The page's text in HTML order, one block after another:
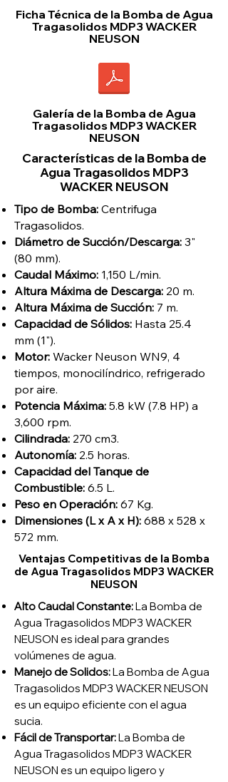
Ficha Técnica de la Bomba de Agua
Tragasolidos MDP3 WACKER
NEUSON
Galería de la Bomba de Agua
Tragasolidos MDP3 WACKER
NEUSON
Características de la Bomba de
Agua Tragasolidos MDP3
WACKER NEUSON
Tipo de Bomba: Centrifuga
Tragasolidos.
Diámetro de Succión/Descarga: 3"
(80 mm).
Caudal Máximo: 1,150 L/min.
Altura Máxima de Descarga: 20 m.
Altura Máxima de Succión: 7 m.
Capacidad de Sólidos: Hasta 25.4
mm (1").
Motor: Wacker Neuson WN9, 4
tiempos, monocilíndrico, refrigerado
por aire.
Potencia Máxima: 5.8 kW (7.8 HP) a
3,600 rpm.
Cilindrada: 270 cm3.
Autonomía: 2.5 horas.
Capacidad del Tanque de
Combustible: 6.5 L.
Peso en Operación: 67 Kg.
Dimensiones (L x A x H): 688 x 528 x
572 mm.
Ventajas Competitivas de la Bomba
de Agua Tragasolidos MDP3 WACKER
NEUSON
Alto Caudal Constante:La Bomba de
Agua Tragasolidos MDP3 WACKER
NEUSON es ideal para grandes
volúmenes de agua.
Manejo de Solidos:La Bomba de Agua
Tragasolidos MDP3 WACKER NEUSON
es un equipo eficiente con el agua
sucia.
Fácil de Transportar:La Bomba de
Agua Tragasolidos MDP3 WACKER
NEUSON es un equipo ligero y